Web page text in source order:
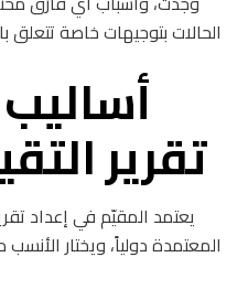
الحالات بتوجيهات خاصة تتعلق
تقرير
يعتمد المقيّم في إعداد
المعتمدة دولياً، ويختار